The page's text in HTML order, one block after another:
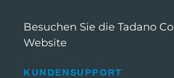
KUNDENSUPPORT
Besuchen Sie die Tadano
Website